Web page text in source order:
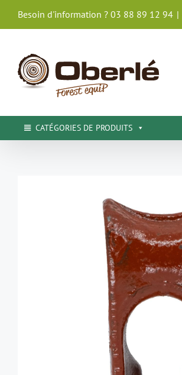
Besoin d'information ? 03 88 89 12 94 |
CATÉGORIES DE PRODUITS